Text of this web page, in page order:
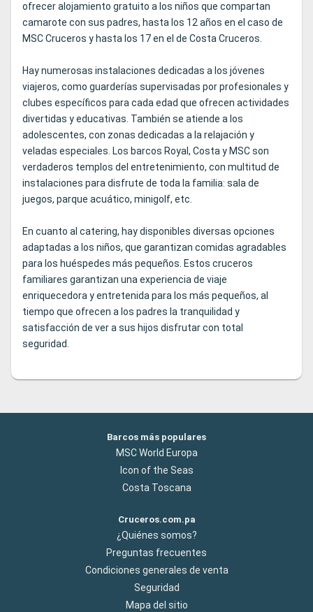
ofrecer alojamiento gratuito a los niños que compartan
camarote con sus padres, hasta los 12 años en el caso de
MSC Cruceros y hasta los 17 en el de Costa Cruceros.
Hay numerosas instalaciones dedicadas a los jóvenes
viajeros, como guarderías supervisadas por profesionales y
clubes específicos para cada edad que ofrecen actividades
divertidas y educativas. También se atiende a los
adolescentes, con zonas dedicadas a la relajación y
veladas especiales. Los barcos Royal, Costa y MSC son
verdaderos templos del entretenimiento, con multitud de
instalaciones para disfrute de toda la familia: sala de
juegos, parque acuático, minigolf, etc.
En cuanto al catering, hay disponibles diversas opciones
adaptadas a los niños, que garantizan comidas agradables
para los huéspedes más pequeños. Estos cruceros
familiares garantizan una experiencia de viaje
enriquecedora y entretenida para los más pequeños, al
tiempo que ofrecen a los padres la tranquilidad y
satisfacción de ver a sus hijos disfrutar con total
seguridad.
Barcos más populares
MSC World Europa
Icon of the Seas
Costa Toscana
Cruceros.com.pa
¿Quiénes somos?
Preguntas frecuentes
Condiciones generales de venta
Seguridad
Mapa del sitio